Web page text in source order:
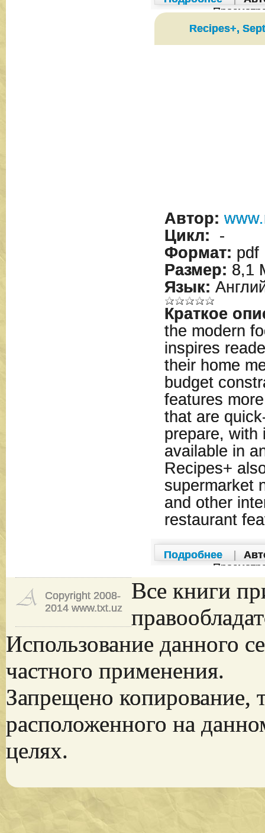
Recipes+,
Автор:
Цикл: -
Формат: pdf
Размер: 8,1
Язык:
Краткое
the modern
inspires
their home
budget
features
that are
prepare, with
available in
Recipes+
supermarket
and other
restaurant
Подробнее
Copyright 2008-
2014 www.txt.uz
Все книги
Использование данного
частного применения.
Запрещено копирование,
расположенного на
целях.